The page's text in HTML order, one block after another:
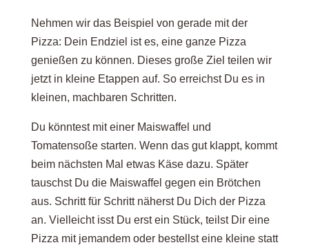
Nehmen wir das Beispiel von gerade mit der
Pizza: Dein Endziel ist es, eine ganze Pizza
genießen zu können. Dieses große Ziel teilen wir
jetzt in kleine Etappen auf. So erreichst Du es in
kleinen, machbaren Schritten.
Du könntest mit einer Maiswaffel und
Tomatensoße starten. Wenn das gut klappt, kommt
beim nächsten Mal etwas Käse dazu. Später
tauschst Du die Maiswaffel gegen ein Brötchen
aus. Schritt für Schritt näherst Du Dich der Pizza
an. Vielleicht isst Du erst ein Stück, teilst Dir eine
Pizza mit jemandem oder bestellst eine kleine statt